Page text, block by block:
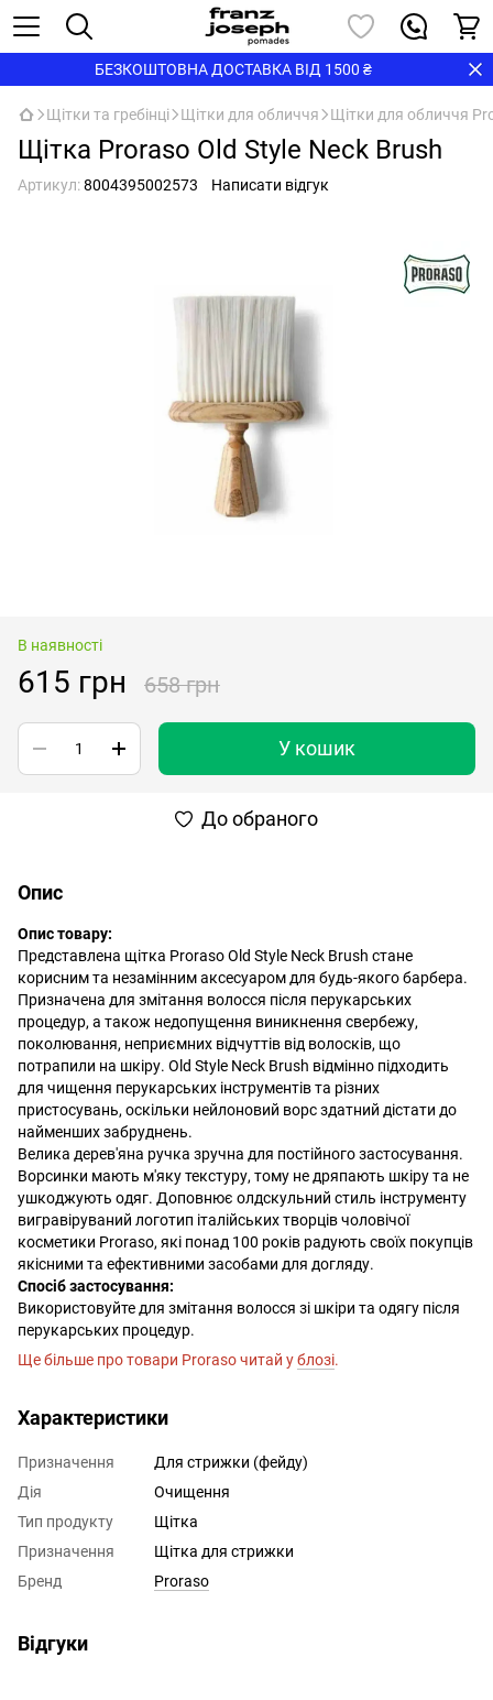
БЕЗКОШТОВНА ДОСТАВКА ВІД 1500 ₴
Щітки та гребінці Щітки для обличчя Щітки для обличчя
Щітка Proraso Old Style Neck Brush
Артикул:8004395002573 Написати відгук
В наявності
615 грн 658 грн
У кошик
До обраного
Опис
Опис товару:
Представлена щітка Proraso Old Style Neck Brush стане
корисним та незамінним аксесуаром для будь-якого барбера.
Призначена для змітання волосся після перукарських
процедур, а також недопущення виникнення свербежу,
поколювання, неприємних відчуттів від волосків, що
потрапили на шкіру. Old Style Neck Brush відмінно підходить
для чищення перукарських інструментів та різних
пристосувань, оскільки нейлоновий ворс здатний дістати до
найменших забруднень.
Велика дерев'яна ручка зручна для постійного застосування.
Ворсинки мають м'яку текстуру, тому не дряпають шкіру та не
ушкоджують одяг. Доповнює олдскульний стиль інструменту
вигравіруваний логотип італійських творців чоловічої
косметики Proraso, які понад 100 років радують своїх покупців
якісними та ефективними засобами для догляду.
Спосіб застосування:
Використовуйте для змітання волосся зі шкіри та одягу після
перукарських процедур.
Ще більше про товари Proraso читай ублозі.
Характеристики
Призначення
Для стрижки (фейду)
Дія
Очищення
Тип продукту
Щітка
Призначення
Щітка для стрижки
Бренд
Proraso
Відгуки